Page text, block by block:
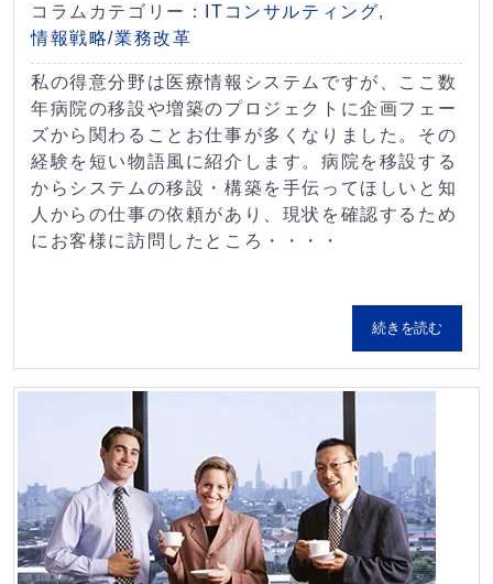
コラムカテゴリー： ITコンサルティング,
情報戦略/業務改革
私の得意分野は医療情報システムですが、ここ数
年病院の移設や増築のプロジェクトに企画フェー
ズから関わることお仕事が多くなりました。その
経験を短い物語風に紹介します。病院を移設する
からシステムの移設・構築を手伝ってほしいと知
人からの仕事の依頼があり、現状を確認するため
にお客様に訪問したところ・・・・
続きを読む